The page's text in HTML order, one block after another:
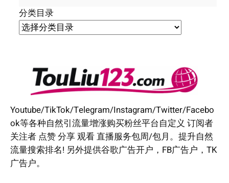
分类目录
Youtube/TikTok/Telegram/Instagram/Twitter/Facebo
ok等各种自然引流量增涨购买粉丝平台自定义 订阅者
关注者 点赞 分享 观看 直播服务包周/包月。提升自然
流量搜索排名! 另外提供谷歌广告开户，FB广告户，TK
广告户。